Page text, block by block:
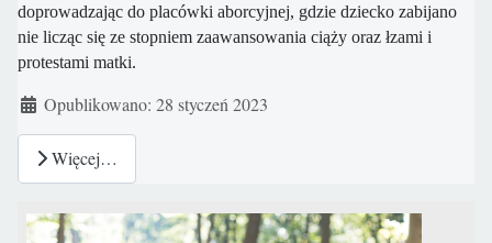
doprowadzając do placówki aborcyjnej, gdzie dziecko zabijano
nie licząc się ze stopniem zaawansowania ciąży oraz łzami i
protestami matki.
Szczegóły
Opublikowano: 28 styczeń 2023
Więcej…